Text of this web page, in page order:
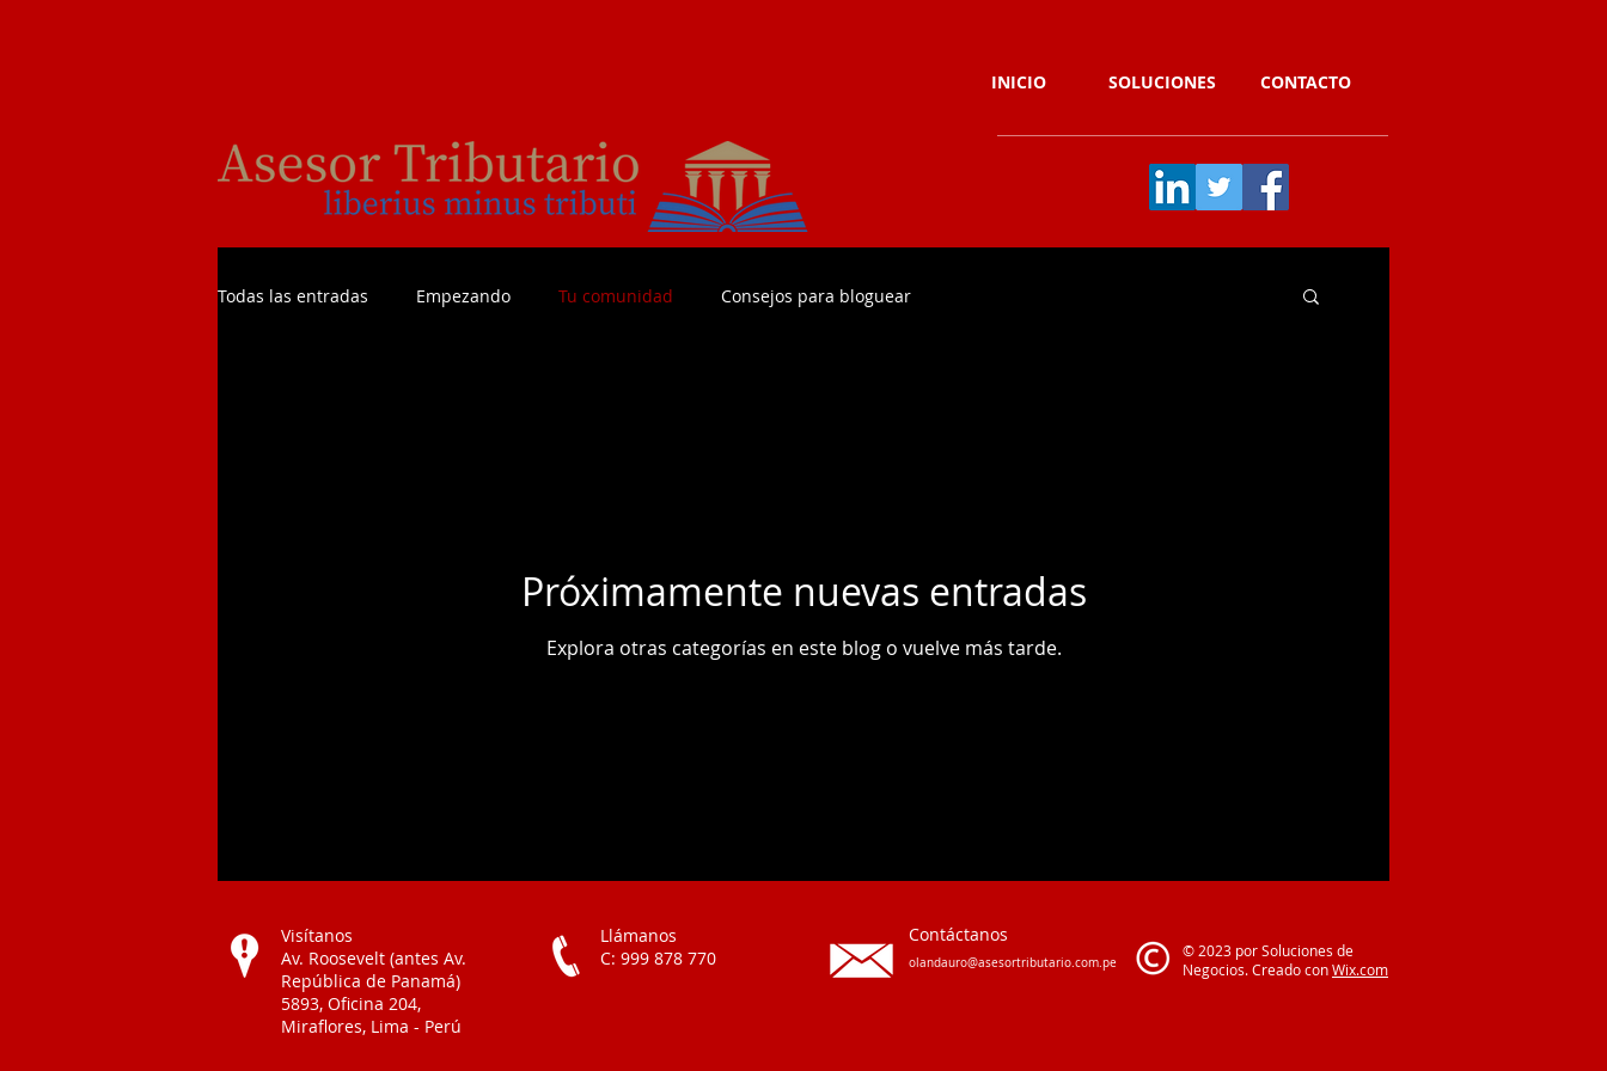
Todas las entradas Empezando Tu comunidad Consejos para bloguear
Próximamente nuevas entradas
Explora otras categorías en este blog o vuelve más tarde.
INICIO SOLUCIONES CONTACTO
Visítanos
Av. Roosevelt (antes Av.
República de Panamá)
5893, Oficina 204,
Miraflores, Lima - Perú
Llámanos
C: 999 878 770
Contáctanos
olandauro@asesortributario.com.pe
© 2023 por Soluciones de
Negocios. Creado conWix.com